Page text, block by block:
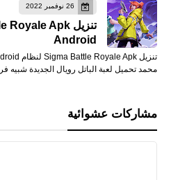
26 نوفمبر 2022
Android
محمد تحميل لعبة الباتل رويال الجديدة شبيه
مشاركات عشوائية